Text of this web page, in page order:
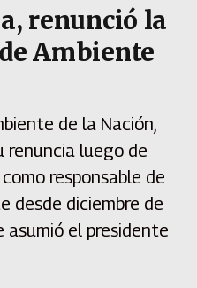
renunció la
Ambiente
de la Nación,
renuncia luego de
responsable de
desde diciembre de
asumió el presidente